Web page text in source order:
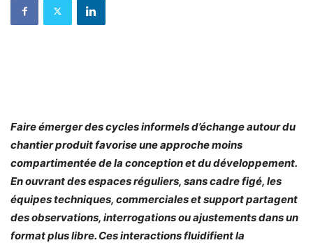
Faire émerger des cycles informels d’échange autour du
chantier produit favorise une approche moins
compartimentée de la conception et du développement.
En ouvrant des espaces réguliers, sans cadre figé, les
équipes techniques, commerciales et support partagent
des observations, interrogations ou ajustements dans un
format plus libre. Ces interactions fluidifient la